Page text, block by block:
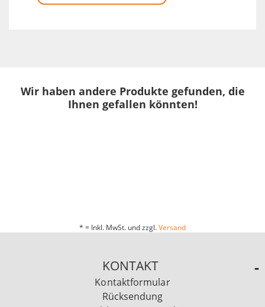
Wir haben andere Produkte gefunden, die
Ihnen gefallen könnten!
* = Inkl. MwSt. und zzgl.Versand
KONTAKT
Kontaktformular
Rücksendung